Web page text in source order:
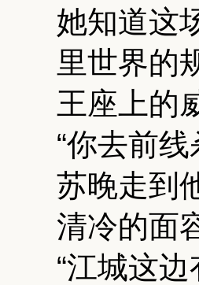
她知道这
里世界的
王座上的
“你去前线
苏晚走到
清冷的面
“江城这